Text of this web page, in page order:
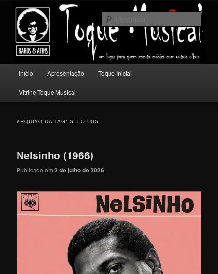
conteúdo
principal
conteúdo
secundário
Toque Musical
Um lugar para quem escuta música com outros olhos.
principal
Início Apresentação Toque Inicial
Vitrine Toque Musical
ARQUIVO DA TAG:SELO CBS
Nelsinho (1966)
Publicado em2 de julho de 2026